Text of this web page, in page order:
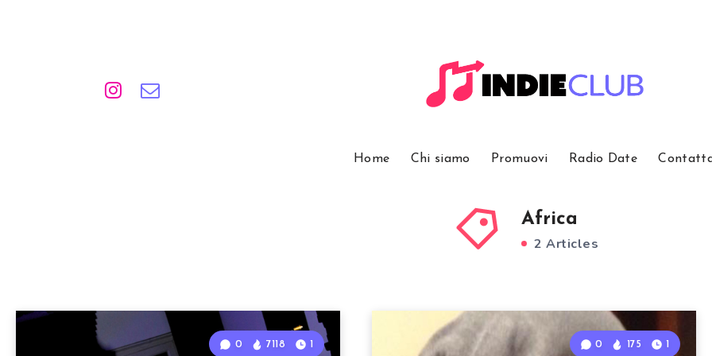
Home Chi siamo Promuovi Radio Date
Africa
2 Articles
0 7118 1 0 175 1